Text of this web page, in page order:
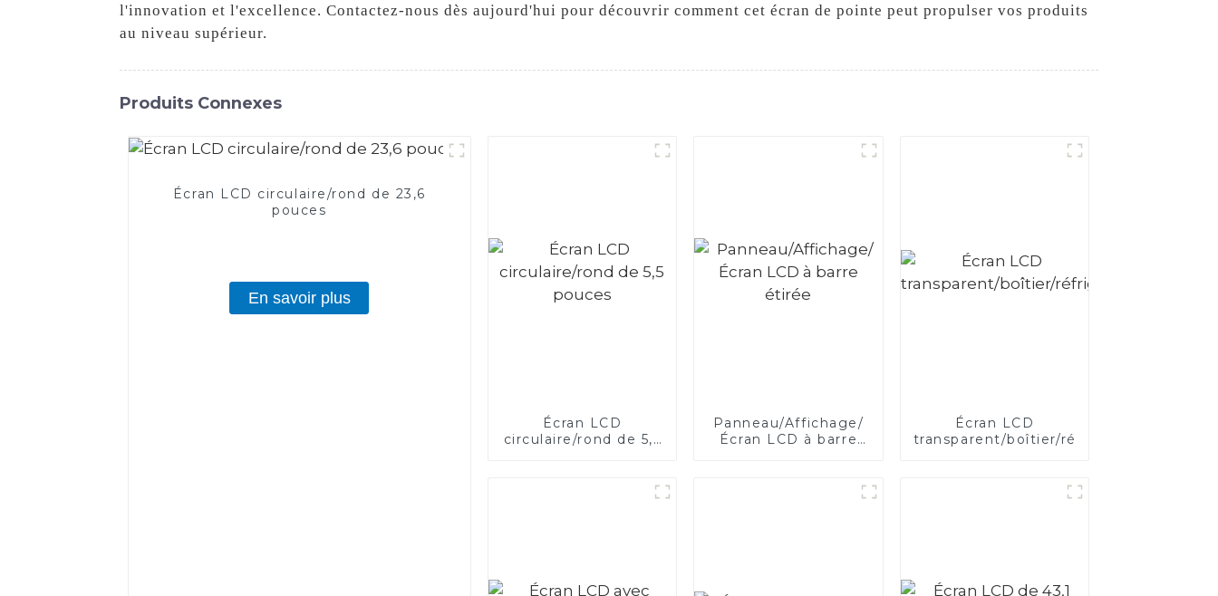
l'innovation et l'excellence. Contactez-nous dès aujourd'hui pour découvrir comment cet écran de pointe peut propulser vos produits
au niveau supérieur.
Produits Connexes
Écran LCD circulaire/rond de 23,6
pouces
En savoir plus
Écran LCD
circulaire/rond de 5,5
Panneau/Affichage/
Écran LCD à barre
Écran LCD
transparent/boîtier/réfrigérateur